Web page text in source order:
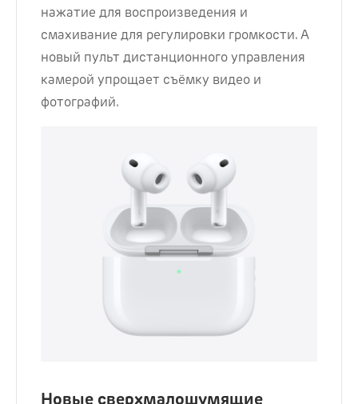
нажатие для воспроизведения и
смахивание для регулировки громкости. А
новый пульт дистанционного управления
камерой упрощает съёмку видео и
фотографий.
Новые сверхмалошумящие